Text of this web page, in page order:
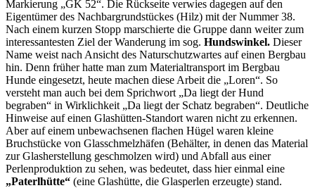
Markierung „GK 52“. Die Rückseite verwies dagegen auf den
Eigentümer des Nachbargrundstückes (Hilz) mit der Nummer 38.
Nach einem kurzen Stopp marschierte die Gruppe dann weiter zum
interessantesten Ziel der Wanderung im sog. Hundswinkel. Dieser
Name weist nach Ansicht des Naturschutzwartes auf einen Bergbau
hin. Denn früher hatte man zum Materialtransport im Bergbau
Hunde eingesetzt, heute machen diese Arbeit die „Loren“. So
versteht man auch bei dem Sprichwort „Da liegt der Hund
begraben“ in Wirklichkeit „Da liegt der Schatz begraben“. Deutliche
Hinweise auf einen Glashütten-Standort waren nicht zu erkennen.
Aber auf einem unbewachsenen flachen Hügel waren kleine
Bruchstücke von Glasschmelzhäfen (Behälter, in denen das Material
zur Glasherstellung geschmolzen wird) und Abfall aus einer
Perlenproduktion zu sehen, was bedeutet, dass hier einmal eine
„Paterlhütte“ (eine Glashütte, die Glasperlen erzeugte) stand.